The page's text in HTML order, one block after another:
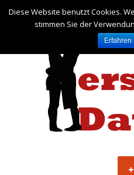
Diese Website benutzt Cookies.
stimmen Sie der
Erfahren